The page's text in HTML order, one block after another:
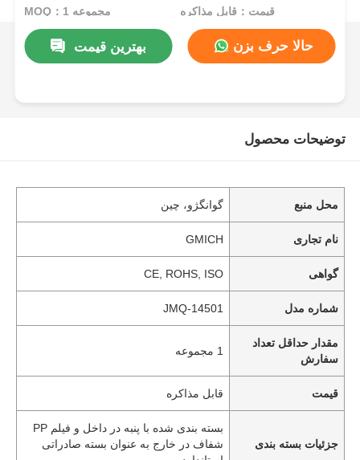
MOQ：1 مجموعه قیمت：قابل مذاکره
بهترین قیمت حالا حرف بزن
توضیحات محصول
محل منبع گوانگژو، چین
نام تجاری GMICH
گواهی CE, ROHS, ISO
شماره مدل JMQ-14501
مقدار حداقل تعداد
سفارش
1 مجموعه
قیمت قابل مذاکره
جزئیات بسته بندی
بسته بندی شده با پنبه در داخل و فیلم PP
شفاف در خارج به عنوان بسته صادراتی